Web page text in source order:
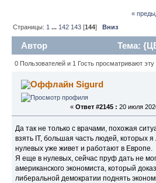
«
Страницы: 1 ... 142 143 [144]Вниз
Автор
Тема:
жалуемся на жизнь тут
0 Пользователей и 1 Гость просматривают эту
Sigurd
« Ответ #2145 : 20 июля
Да так не только с врачами, похожая
взять IT, большая часть людей, которых
нулевых уже живет и работают в Европе.
Я еще в нулевых, сейчас пруф дать не
американского экономиста, который
либеральной демократии поднять